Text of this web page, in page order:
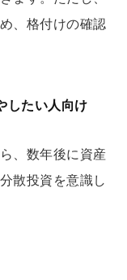
、格付けの確認
したい人向け
、数年後に資産
散投資を意識し